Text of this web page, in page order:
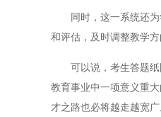
同时，这一系统还为
和评估，及时调整教学
可以说，考生答题纸图
教育事业中一项意义重
才之路也必将越走越宽广